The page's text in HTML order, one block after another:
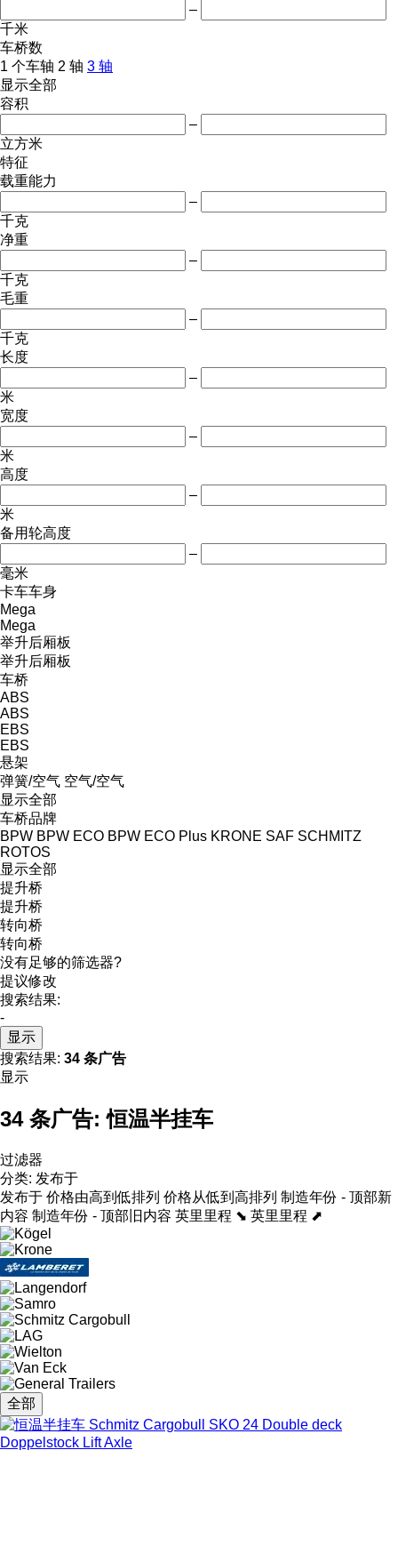
–
千米
车桥数
1 个车轴 2 轴 3 轴
显示全部
容积
–
立方米
特征
载重能力
–
千克
净重
–
千克
毛重
–
千克
长度
–
米
宽度
–
米
高度
–
米
备用轮高度
–
毫米
卡车车身
Mega
Mega
举升后厢板
举升后厢板
车桥
ABS
ABS
EBS
EBS
悬架
弹簧/空气 空气/空气
显示全部
车桥品牌
BPW BPW ECO BPW ECO Plus KRONE SAF SCHMITZ
ROTOS
显示全部
提升桥
提升桥
转向桥
转向桥
没有足够的筛选器?
提议修改
搜索结果:
-
显示
搜索结果: 34 条广告
显示
34 条广告:恒温半挂车
过滤器
分类: 发布于
发布于 价格由高到低排列 价格从低到高排列 制造年份 - 顶部新
内容 制造年份 - 顶部旧内容 英里里程 ⬊ 英里里程 ⬈
全部